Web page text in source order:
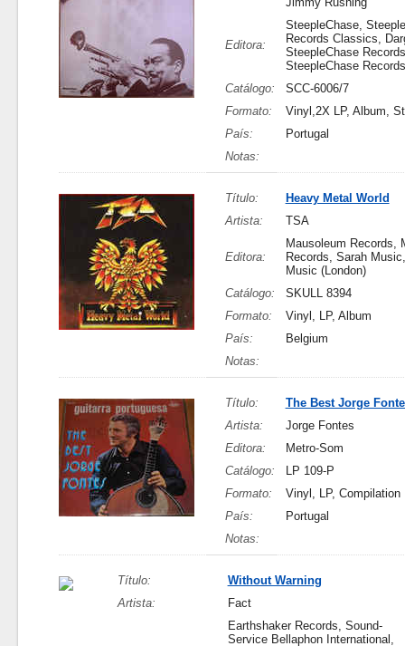
Editora:
SteepleChase,
Records Classics,
SteepleChase
SteepleChase Records
Catálogo:
SCC-6006/7
Formato:
Vinyl,2X LP, Album,
País:
Portugal
Notas:
Título:
Heavy Metal World
Artista:
TSA
Editora:
Mausoleum Records,
Records, Sarah
Music (London)
Catálogo:
SKULL 8394
Formato:
Vinyl, LP, Album
País:
Belgium
Notas:
Título:
The Best Jorge
Artista:
Jorge Fontes
Editora:
Metro-Som
Catálogo:
LP 109-P
Formato:
Vinyl, LP, Compilation
País:
Portugal
Notas:
Título:
Without Warning
Artista:
Fact
Earthshaker Records, Sound-
Service Bellaphon International,